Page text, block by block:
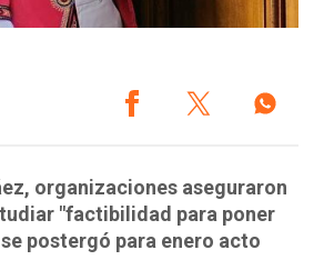
organizaciones aseguraron
"factibilidad para poner
postergó para enero acto